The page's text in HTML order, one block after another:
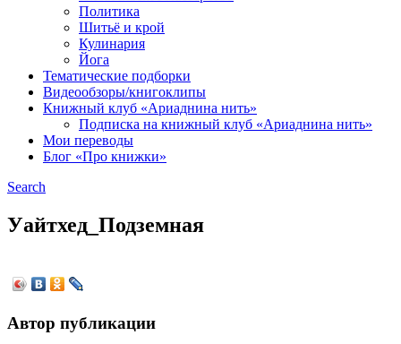
Политика
Шитьё и крой
Кулинария
Йога
Тематические подборки
Видеообзоры/книгоклипы
Книжный клуб «Ариаднина нить»
Подписка на книжный клуб «Ариаднина нить»
Мои переводы
Блог «Про книжки»
Search
Уайтхед_Подземная
Автор публикации